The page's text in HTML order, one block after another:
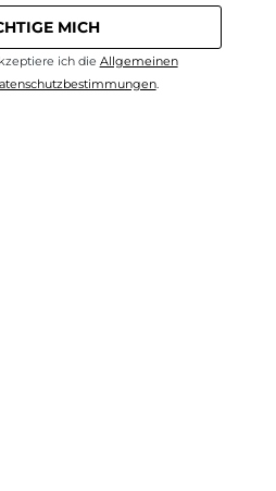
MICH
ich die Allgemeinen
.